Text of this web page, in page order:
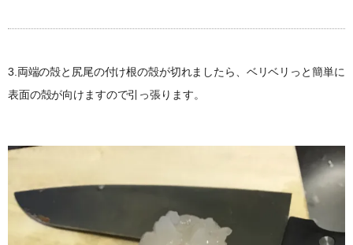
3.両端の殻と尻尾の付け根の殻が切れましたら、ベリベリっと簡単に
表面の殻が向けますので引っ張ります。